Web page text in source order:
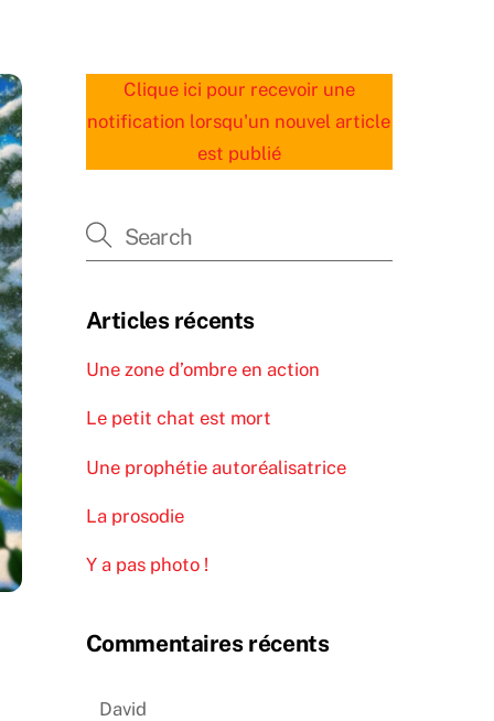
Clique ici pour recevoir une
notification lorsqu'un nouvel article
est publié
Articles récents
Une zone d’ombre en action
Le petit chat est mort
Une prophétie autoréalisatrice
La prosodie
Y a pas photo !
Commentaires récents
David